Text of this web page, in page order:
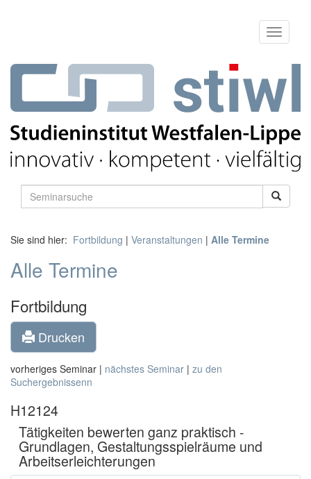
Sie sind hier: Fortbildung | Veranstaltungen | Alle Termine
Alle Termine
Fortbildung
Drucken
vorheriges Seminar | nächstes Seminar | zu den
Suchergebnissenn
H12124
Tätigkeiten bewerten ganz praktisch -
Grundlagen, Gestaltungsspielräume und
Arbeitserleichterungen